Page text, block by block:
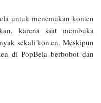
untuk menemukan konten
karena saat membuka
sekali konten. Meskipun
di PopBela berbobot dan